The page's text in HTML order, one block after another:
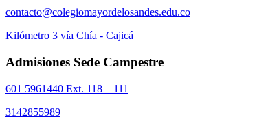
contacto@colegiomayordelosandes.edu.co
Kilómetro 3 vía Chía - Cajicá
Admisiones Sede Campestre
601 5961440 Ext. 118 – 111
3142855989